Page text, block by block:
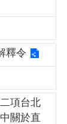
釋令
項台北
關於直